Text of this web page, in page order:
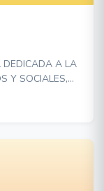
DEDICADA A LA
Y SOCIALES,
DE 9.00